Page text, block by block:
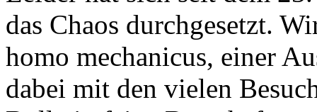
das Chaos durchgesetzt.
homo mechanicus, einer
dabei mit den vielen